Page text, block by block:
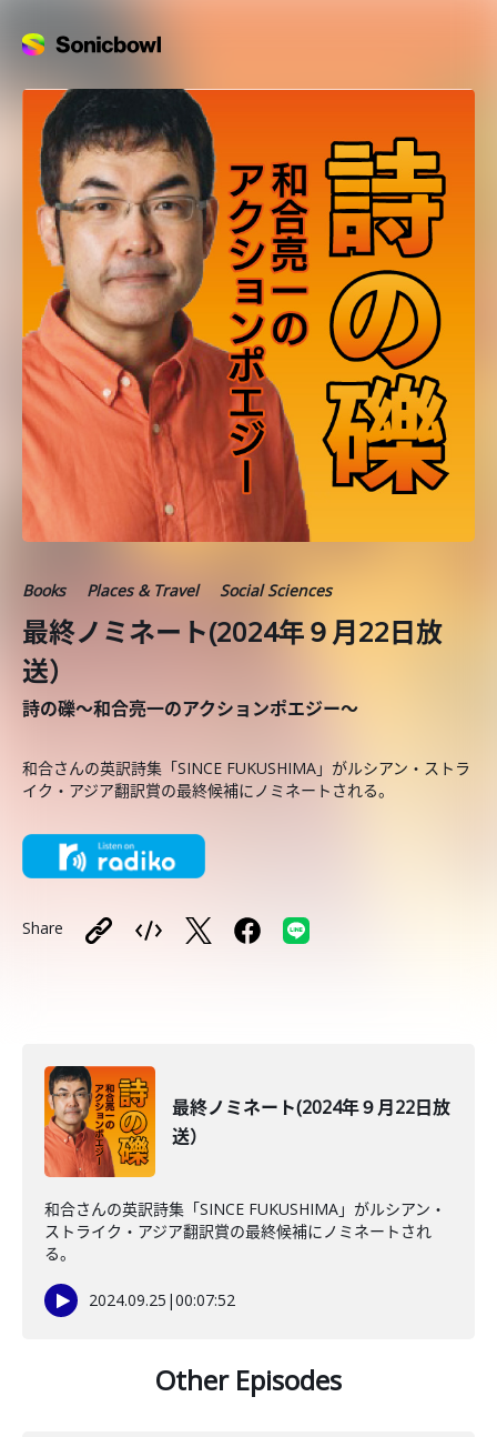
Books Places & Travel Social Sciences
最終ノミネート(2024年９月22日放
送）
詩の礫～和合亮一のアクションポエジー～
和合さんの英訳詩集「SINCE FUKUSHIMA」がルシアン・ストラ
イク・アジア翻訳賞の最終候補にノミネートされる。
Share
最終ノミネート(2024年９月22日放
送）
和合さんの英訳詩集「SINCE FUKUSHIMA」がルシアン・
ストライク・アジア翻訳賞の最終候補にノミネートされ
る。
2024.09.25 |00:07:52
Other Episodes